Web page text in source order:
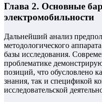
Глава 2. Основные
электромобильности
Дальнейший анализ
методологического
базы исследования.
проблематике
позиций, что обусловлено
знания, так и спецификой
исследовательской